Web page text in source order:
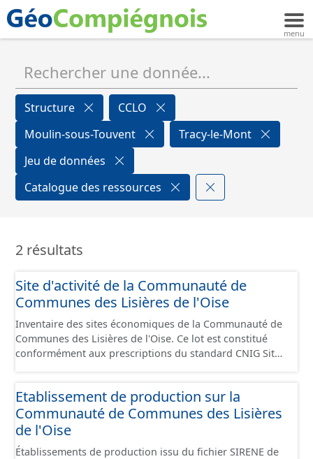
Structure
CCLO
Moulin-sous-Touvent
Tracy-le-Mont
Jeu de données
Catalogue des ressources
2 résultats
Site d'activité de la Communauté de
Communes des Lisières de l'Oise
Inventaire des sites économiques de la Communauté de
Communes des Lisières de l'Oise. Ce lot est constitué
conformément aux prescriptions du standard CNIG Sites
Etablissement de production sur la
Communauté de Communes des Lisières
de l'Oise
Établissements de production issu du fichier SIRENE de